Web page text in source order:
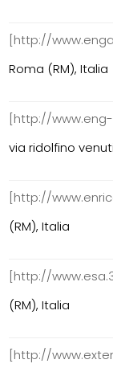
[http://
Roma (RM), Italia
[http://
via ridolfino
[http://
(RM), Italia
[http://
(RM), Italia
[http://